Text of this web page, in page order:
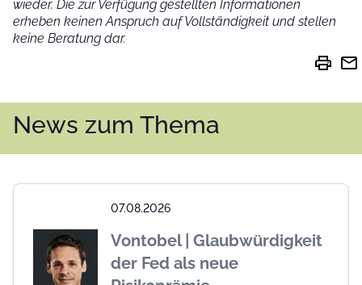
wieder. Die zur Verfügung gestellten Informationen
erheben keinen Anspruch auf Vollständigkeit und stellen
keine Beratung dar.
print mail
News zum Thema
07.08.2026
Vontobel | Glaubwürdigkeit
der Fed als neue